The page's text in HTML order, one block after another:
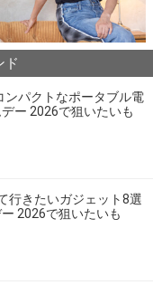
ド
ンパクトなポータブル電
ー 2026で狙いたいも
行きたいガジェット8選
2026で狙いたいも